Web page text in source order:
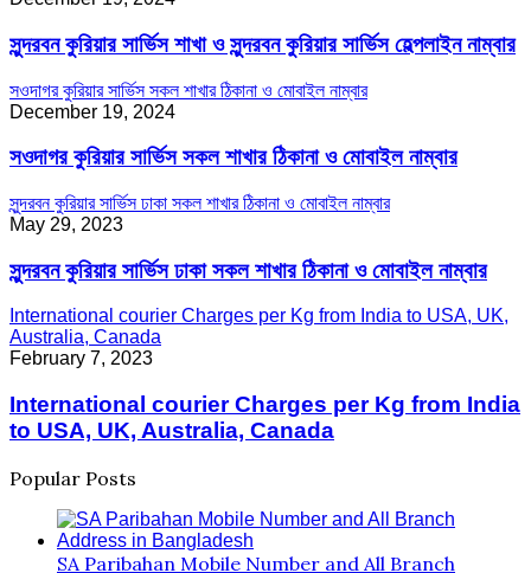
সুন্দরবন কুরিয়ার সার্ভিস শাখা ও সুন্দরবন কুরিয়ার সার্ভিস হেল্পলাইন নাম্বার
সওদাগর কুরিয়ার সার্ভিস সকল শাখার ঠিকানা ও মোবাইল নাম্বার
December 19, 2024
সওদাগর কুরিয়ার সার্ভিস সকল শাখার ঠিকানা ও মোবাইল নাম্বার
সুন্দরবন কুরিয়ার সার্ভিস ঢাকা সকল শাখার ঠিকানা ও মোবাইল নাম্বার
May 29, 2023
সুন্দরবন কুরিয়ার সার্ভিস ঢাকা সকল শাখার ঠিকানা ও মোবাইল নাম্বার
International courier Charges per Kg from India to USA, UK,
Australia, Canada
February 7, 2023
International courier Charges per Kg from India
to USA, UK, Australia, Canada
Popular Posts
SA Paribahan Mobile Number and All Branch